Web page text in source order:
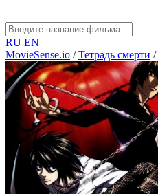
RU EN
MovieSense.io / Тетрадь смерти /